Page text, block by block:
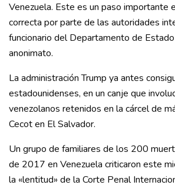
Venezuela. Este es un paso importante
correcta por parte de las autoridades
funcionario del Departamento de
anonimato.
La administración Trump ya antes
estadounidenses, en un canje que
venezolanos retenidos en la cárcel de
Cecot en El Salvador.
Un grupo de familiares de los 200
de 2017 en Venezuela criticaron este
la «lentitud» de la Corte Penal